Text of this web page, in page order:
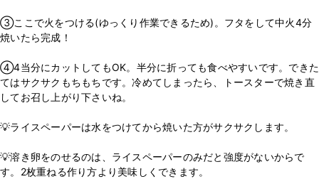
③ここで火をつける(ゆっくり作業できるため)。フタをして中火4分
焼いたら完成！
④4当分にカットしてもOK。半分に折っても食べやすいです。できた
てはサクサクもちもちです。冷めてしまったら、トースターで焼き直
してお召し上がり下さいね。
💡ライスペーパーは水をつけてから焼いた方がサクサクします。
💡溶き卵をのせるのは、ライスペーパーのみだと強度がないからで
す。2枚重ねる作り方より美味しくできます。